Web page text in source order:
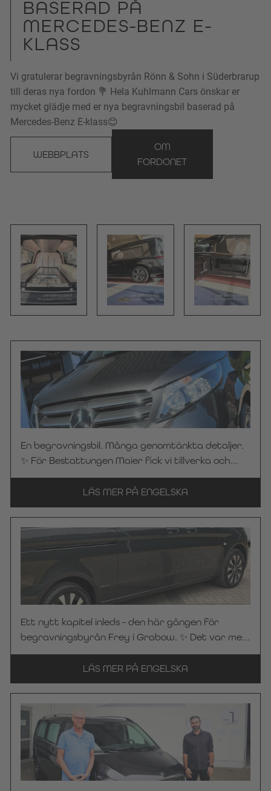
BASERAD PÅ
MERCEDES-BENZ E-
KLASS
Vi gratulerar begravningsbyrån Rönn & Sohn i Süderbrarup
till deras nya fordon 💐 Hela Kuhlmann Cars önskar er
mycket glädje med er nya begravningsbil baserad på
Mercedes-Benz E-klass😊
WEBBPLATS
OM
FORDONET
En begravningsbil. Många genomtänkta detaljer.
✨ För Bestattungen Maier fick vi tillverka och
leverera en begravningsbil baserad på en
Mercedes-Benz Vito 116 CDI Pro ALLRAD i
grafitgrått. En särskild höjdpunkt: vår
skräddarsydda skiljevägg med motivet av en
solbelyst skogsstig. 🌿☀️ Den skapar lugn och en
behaglig atmosfär i fordonets kupé – en detalj
individuella lösningar som gör varje begravningsbil
från Kuhlmann Cars till ett verkligt unikat. 🤝
förtroendet för KC Manufaktur by Steelworks. Vi
önskar er alltid en trevlig och säker resa!
LÄS MER PÅ ENGELSKA
Ett nytt kapitel inleds – den här gången för
begravningsbyrån Frey i Grabow. ✨ Det var med
stor glädje vi överlämnade vår begravningsbil,
baserad på Mercedes-Benz Vito 116 CDI Pro i
grafitgrått och utrustad med vår beprövade
LAHOLM-inredning, till begravningsbyrån Frey.
Kompakt i sina mått och samtidigt genomtänkt in
i minsta detalj – vårt LAHOLM-skeningssystem
erbjuder optimal utnyttjande av utrymmet och
smarta förvaringslösningar. Resultatet är ett
verkligt utrymmesunderverk som perfekt
LÄS MER PÅ ENGELSKA